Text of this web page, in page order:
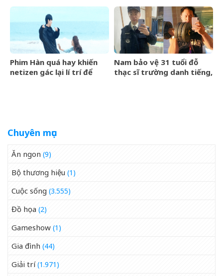
tài lộc rủng rỉnh, yên tâm
hưởng vinh hoa Phú Quý
Phim Hàn quá hay khiến
netizen gác lại lí trí để
Nam bảo vệ 31 tuổi đỗ
thạc sĩ trường danh tiếng,
Chuyên mục
Ăn ngon (9)
Bộ thương hiệu (1)
Cuộc sống (3.555)
Đồ họa (2)
Gameshow (1)
Gia đình (44)
Giải trí(1.971)